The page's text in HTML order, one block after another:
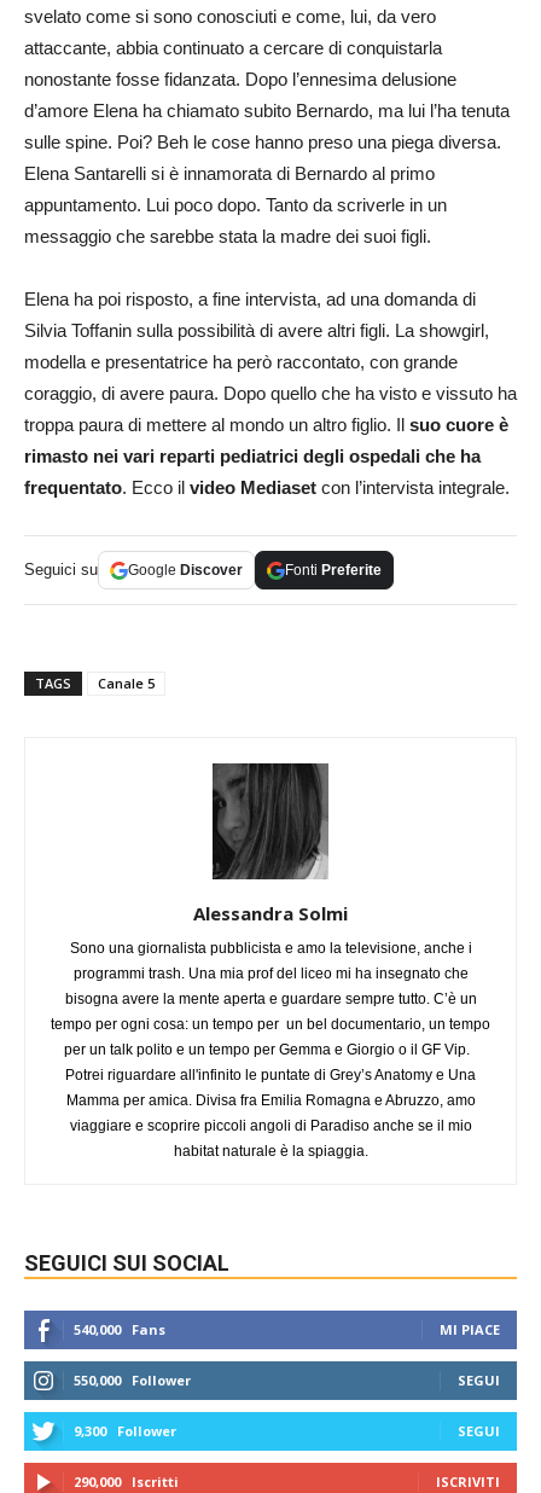
svelato come si sono conosciuti e come, lui, da vero
attaccante, abbia continuato a cercare di conquistarla
nonostante fosse fidanzata. Dopo l’ennesima delusione
d’amore Elena ha chiamato subito Bernardo, ma lui l’ha tenuta
sulle spine. Poi? Beh le cose hanno preso una piega diversa.
Elena Santarelli si è innamorata di Bernardo al primo
appuntamento. Lui poco dopo. Tanto da scriverle in un
messaggio che sarebbe stata la madre dei suoi figli.
Elena ha poi risposto, a fine intervista, ad una domanda di
Silvia Toffanin sulla possibilità di avere altri figli. La showgirl,
modella e presentatrice ha però raccontato, con grande
coraggio, di avere paura. Dopo quello che ha visto e vissuto ha
troppa paura di mettere al mondo un altro figlio. Il suo cuore è
rimasto nei vari reparti pediatrici degli ospedali che ha
frequentato. Ecco il video Mediaset con l’intervista integrale.
Seguici su Google Discover Fonti Preferite
TAGS Canale 5
Alessandra Solmi
Sono una giornalista pubblicista e amo la televisione, anche i
programmi trash. Una mia prof del liceo mi ha insegnato che
bisogna avere la mente aperta e guardare sempre tutto. C’è un
tempo per ogni cosa: un tempo per un bel documentario, un tempo
per un talk polito e un tempo per Gemma e Giorgio o il GF Vip.
Potrei riguardare all'infinito le puntate di Grey’s Anatomy e Una
Mamma per amica. Divisa fra Emilia Romagna e Abruzzo, amo
viaggiare e scoprire piccoli angoli di Paradiso anche se il mio
habitat naturale è la spiaggia.
SEGUICI SUI SOCIAL
540,000 Fans MI PIACE
550,000 Follower SEGUI
9,300 Follower SEGUI
290,000 Iscritti ISCRIVITI